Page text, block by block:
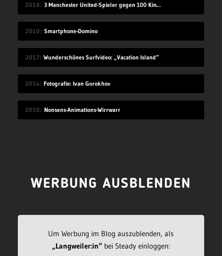
2018 3 Manchester United-Spieler gegen 100 Kinder
2010 Smartphone-Domino
2017 Wunderschönes Surfvideo: „Vacation Island“
2014 Fotografie: Ivan Gorokhov
2010 Nonsens-Animations-Wirrwarr
WERBUNG AUSBLENDEN
Um Werbung im Blog auszublenden, als
„Langweiler:in“bei Steady einloggen: